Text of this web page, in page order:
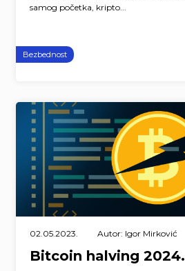
samog početka, kripto...
Bezbednost
02.05.2023. Autor: Igor Mirković
Bitcoin halving 2024.